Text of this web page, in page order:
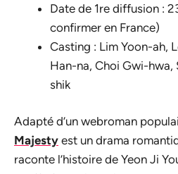
Date de 1re diffusion :
confirmer en France)
Casting : Lim Yoon-ah,
Han-na, Choi Gwi-hwa,
shik
Adapté d’un webroman
Majesty est un drama
raconte l’histoire de Yeon Ji